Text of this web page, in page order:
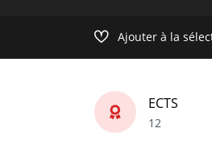
Ajouter à la
ECTS
12